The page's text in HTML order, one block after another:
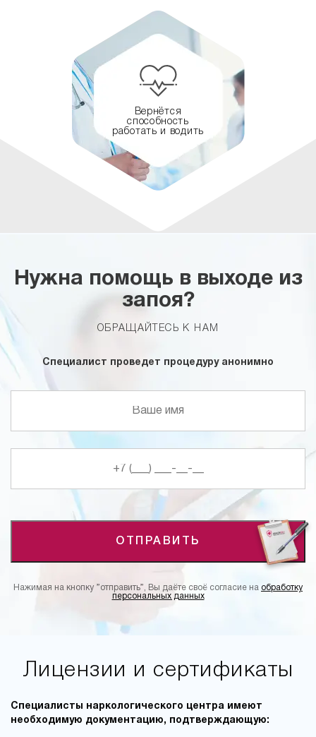
Вернётся
способность
работать и водить
Нужна помощь в выходе из
запоя?
ОБРАЩАЙТЕСЬ К НАМ
Специалист проведет процедуру анонимно
ОТПРАВИТЬ
Нажимая на кнопку ”отправить”, Вы даёте своё согласие на обработку
персональных данных
Лицензии и сертификаты
Специалисты наркологического центра имеют
необходимую документацию, подтверждающую: